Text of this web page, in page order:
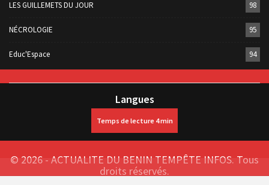
LES GUILLEMETS DU JOUR 98
NÉCROLOGIE 95
Educ'Espace 94
Langues
© 2026 - ACTUALITE DU BENIN TEMPÊTE INFOS. Tous
droits réservés.